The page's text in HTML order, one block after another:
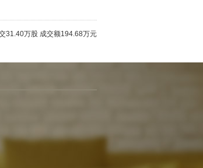
31.40万股 成交额194.68万元